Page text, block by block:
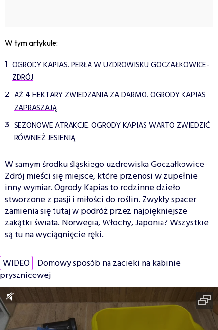
W tym artykule:
OGRODY KAPIAS. PERŁA W UZDROWISKU GOCZAŁKOWICE-
ZDRÓJ
AŻ 4 HEKTARY ZWIEDZANIA ZA DARMO. OGRODY KAPIAS
ZAPRASZAJĄ
SEZONOWE ATRAKCJE. OGRODY KAPIAS WARTO ZWIEDZIĆ
RÓWNIEŻ JESIENIĄ
W samym środku śląskiego uzdrowiska Goczałkowice-
Zdrój mieści się miejsce, które przenosi w zupełnie
inny wymiar. Ogrody Kapias to rodzinne dzieło
stworzone z pasji i miłości do roślin. Zwykły spacer
zamienia się tutaj w podróż przez najpiękniejsze
zakątki świata. Norwegia, Włochy, Japonia? Wszystkie
są tu na wyciągnięcie ręki.
WIDEO Domowy sposób na zacieki na kabinie
prysznicowej